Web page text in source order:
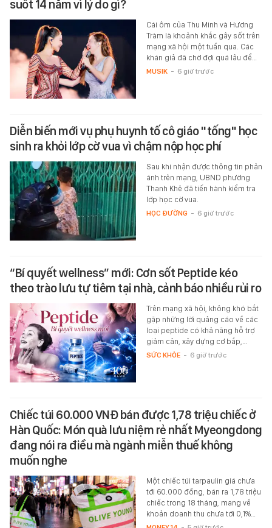
suốt 14 năm vì lý do gì?
Cái ôm của Thu Minh và Hương
Tràm là khoảnh khắc gây sốt trên
mạng xã hội một tuần qua. Các
khán giả đã chờ đợi quá lâu để…
MUSIK - 6 giờ trước
Diễn biến mới vụ phụ huynh tố cô giáo "tống" học
sinh ra khỏi lớp cờ vua vì chậm nộp học phí
Sau khi nhận được thông tin phản
ánh trên mạng, UBND phường
Thanh Khê đã tiến hành kiểm tra
lớp học cờ vua.
HỌC ĐƯỜNG - 6 giờ trước
“Bí quyết wellness” mới: Cơn sốt Peptide kéo
theo trào lưu tự tiêm tại nhà, cảnh báo nhiều rủi ro
Trên mạng xã hội, không khó bắt
gặp những lời quảng cáo về các
loại peptide có khả năng hỗ trợ
giảm cân, xây dựng cơ bắp,…
SỨC KHỎE - 6 giờ trước
Chiếc túi 60.000 VNĐ bán được 1,78 triệu chiếc ở
Hàn Quốc: Món quà lưu niệm rẻ nhất Myeongdong
đang nói ra điều mà ngành miễn thuế không
muốn nghe
Một chiếc túi tarpaulin giá chưa
tới 60.000 đồng, bán ra 1,78 triệu
chiếc trong 18 tháng, mang về
khoản doanh thu chưa tới 0,1%…